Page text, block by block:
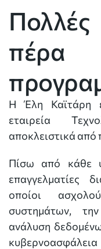
Πολλές
Η Έλη Καϊτάρη
εταιρεία
αποκλειστικά από
Πίσω από κάθε
επαγγελματίες
οποίοι
συστημάτων,
ανάλυση